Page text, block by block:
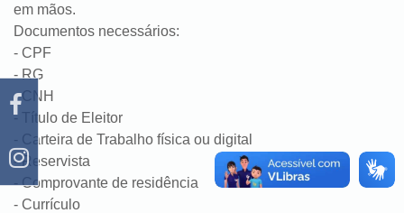
em mãos.
Documentos necessários:
- CPF
- RG
- CNH
- Título de Eleitor
- Carteira de Trabalho física ou digital
- Reservista
- Comprovante de residência
- Currículo